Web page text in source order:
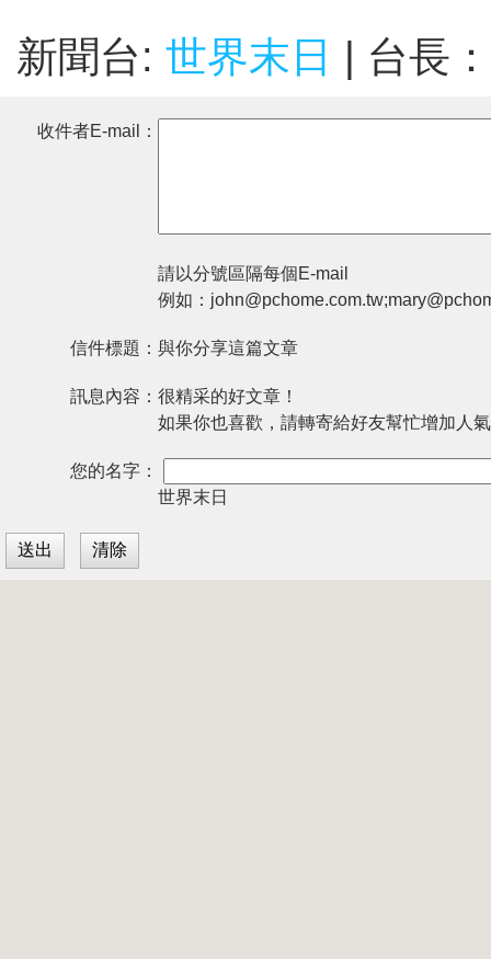
新聞台: 世界末日 | 台長：
收件者E-mail：
請以分號區隔每個E-mail
例如：
信件標題： 與你分享這篇文章
訊息內容： 很精采的好文章！
如果你也喜歡，請轉寄給好友幫忙增加人
您的名字：
世界末日